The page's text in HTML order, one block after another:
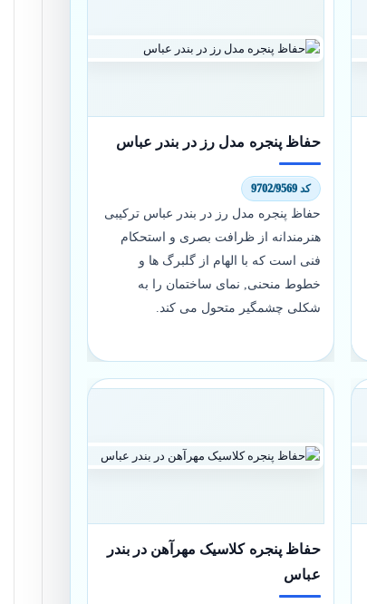
حفاظ پنجره مدل رز در بندر عباس
کد 9702/9569
حفاظ پنجره مدل رز در بندر عباس ترکیبی
هنرمندانه از ظرافت بصری و استحکام
فنی است که با الهام از گلبرگ ها و
خطوط منحنی, نمای ساختمان را به
شکلی چشمگیر متحول می کند.
حفاظ پنجره کلاسیک مهرآهن در بندر
عباس